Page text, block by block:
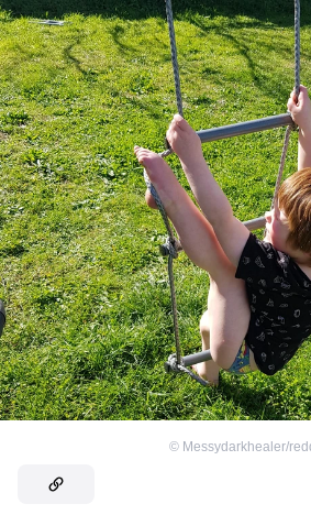
© Messydarkhealer/